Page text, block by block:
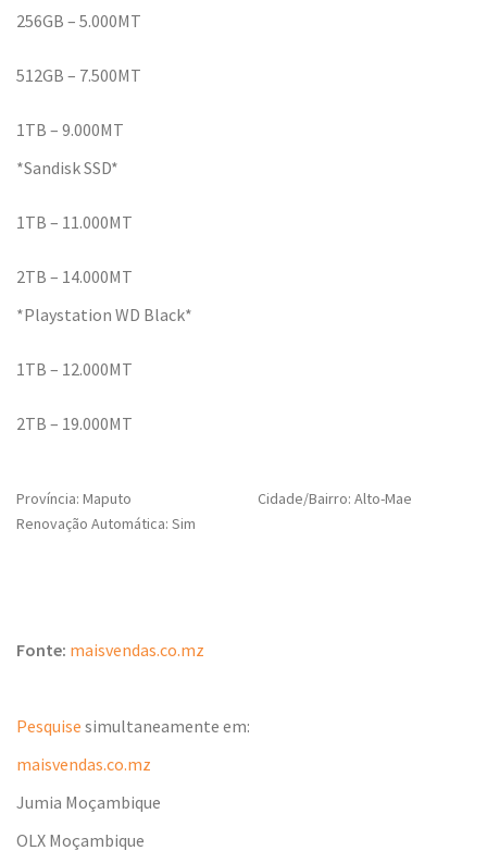
256GB – 5.000MT
512GB – 7.500MT
1TB – 9.000MT
*Sandisk SSD*
1TB – 11.000MT
2TB – 14.000MT
*Playstation WD Black*
1TB – 12.000MT
2TB – 19.000MT
Província: Maputo
Cidade/Bairro: Alto-Mae
Renovação Automática: Sim
Fonte: maisvendas.co.mz
Pesquise simultaneamente em:
maisvendas.co.mz
Jumia Moçambique
OLX Moçambique